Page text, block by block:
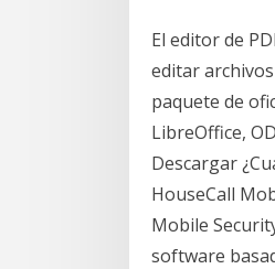
El editor de
editar
paquete de
LibreOffice,
Descargar
HouseCall
Mobile
software